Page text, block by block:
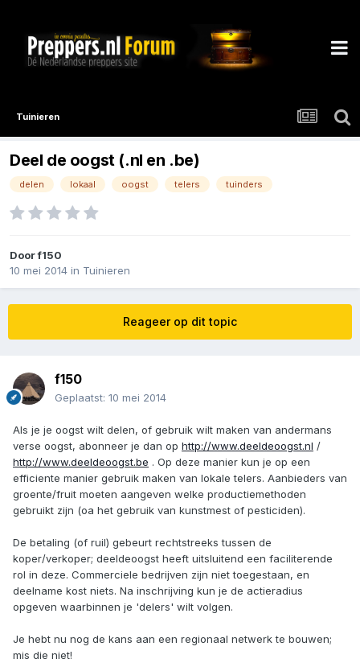
Tuinieren
Deel de oogst (.nl en .be)
delen lokaal oogst telers tuinders
Doorf150
10 mei 2014 in Tuinieren
Reageer op dit topic
f150
Geplaatst: 10 mei 2014
Als je je oogst wilt delen, of gebruik wilt maken van andermans
verse oogst, abonneer je dan op http://www.deeldeoogst.nl /
http://www.deeldeoogst.be . Op deze manier kun je op een
efficiente manier gebruik maken van lokale telers. Aanbieders van
groente/fruit moeten aangeven welke productiemethoden
gebruikt zijn (oa het gebruik van kunstmest of pesticiden).
De betaling (of ruil) gebeurt rechtstreeks tussen de
koper/verkoper; deeldeoogst heeft uitsluitend een faciliterende
rol in deze. Commerciele bedrijven zijn niet toegestaan, en
deelname kost niets. Na inschrijving kun je de actieradius
opgeven waarbinnen je 'delers' wilt volgen.
Je hebt nu nog de kans aan een regionaal netwerk te bouwen;
mis die niet!